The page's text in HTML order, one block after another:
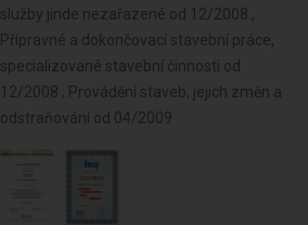
služby jinde nezařazené od 12/2008 ,
Přípravné a dokončovací stavební práce,
specializované stavební činnosti od
12/2008 , Provádění staveb, jejich změn a
odstraňování od 04/2009